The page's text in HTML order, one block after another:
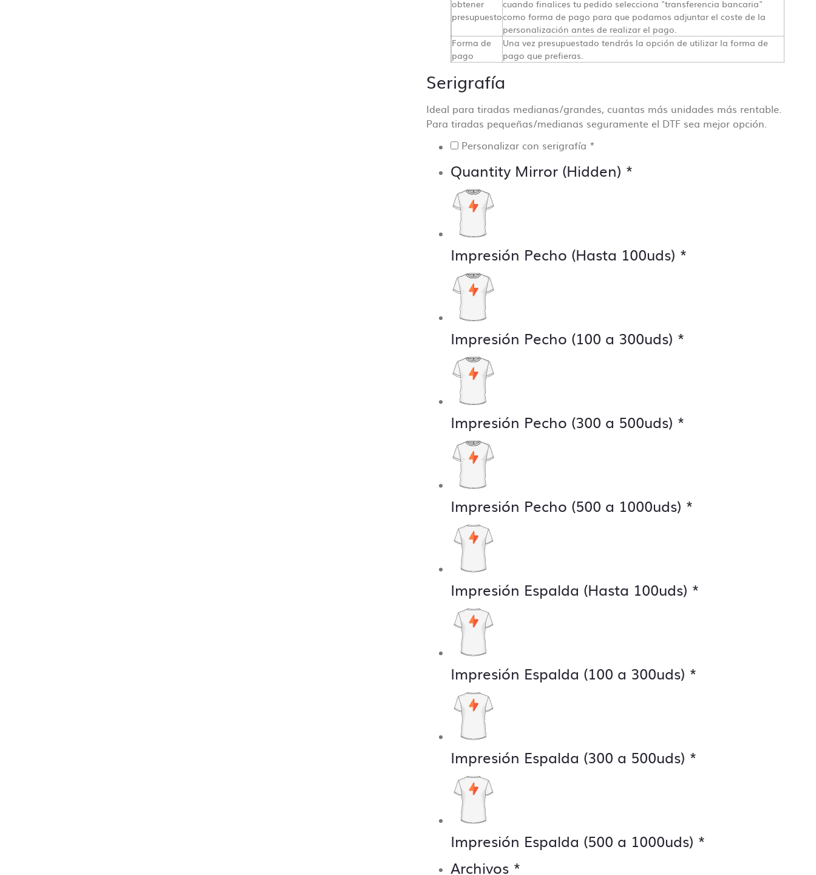
obtener
presupuesto
cuando finalices tu pedido selecciona "transferencia bancaria"
como forma de pago para que podamos adjuntar el coste de la
personalización antes de realizar el pago.
Forma de
pago
Una vez presupuestado tendrás la opción de utilizar la forma de
pago que prefieras.
Serigrafía
Ideal para tiradas medianas/grandes, cuantas más unidades más rentable.
Para tiradas pequeñas/medianas seguramente el DTF sea mejor opción.
Personalizar con serigrafía *
Quantity Mirror (Hidden) *
Impresión Pecho (Hasta 100uds) *
Impresión Pecho (100 a 300uds) *
Impresión Pecho (300 a 500uds) *
Impresión Pecho (500 a 1000uds) *
Impresión Espalda (Hasta 100uds) *
Impresión Espalda (100 a 300uds) *
Impresión Espalda (300 a 500uds) *
Impresión Espalda (500 a 1000uds) *
Archivos *
centralitas ni bots
En Camisetas Sin Límite siempre te atenderá un humano. En ningún
momento hablarás con una centralita o un bot.
Creemos que una comunicación directa es crucial para el desarrollo
de nuestro día a día y que la producción sea lo más fluida y precisa